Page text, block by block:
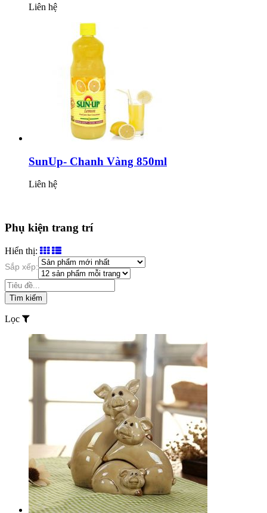
Liên hệ
SunUp- Chanh Vàng 850ml
Liên hệ
Phụ kiện trang trí
Hiển thị:
Sắp xếp:
Tìm kiếm
Lọc